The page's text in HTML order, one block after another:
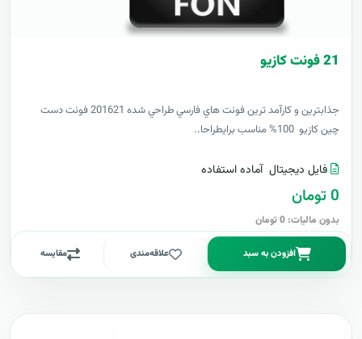
21 فونت کازيو
جذابترين و کارآمد ترين فونت هاي فارسي طراحي شده 201621 فونت دست
چين کازيو 100% مناسب برايطراحا..
فایل دیجیتال آماده استفاده
0 تومان
بدون مالیات: 0 تومان
افزودن به سبد علاقه‌مندی مقایسه